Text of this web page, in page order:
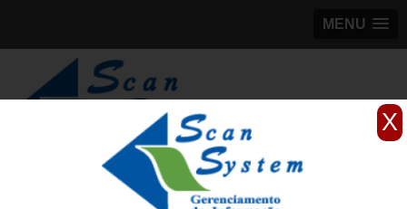
X
MENU
98184-5245